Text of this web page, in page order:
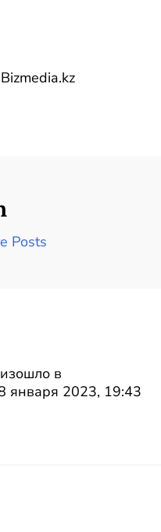
Posts
в
января 2023, 19:43